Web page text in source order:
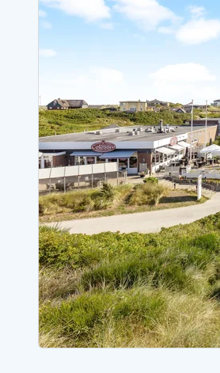
Ferienhäuser Nicht-Raucher
Ferienhäuser mit Whirlpool
Ferienhäuser mit Freitagswechsel
Ferienhäuser mit Samstagswechsel
Ferienhäuser BjerregardFerienhäuser
Ferienhäuser Argab
Ferienhäuser in Arrild
Ferienhäuser Bjerregard
Ferienhäuser Blavand
Ferienhäuser Bork Havn
Ferienhäuser Fjand
Ferienhäuser Fanö
Ferienhäuser Graerup Strand
Ferienhäuser Haurvig
Ferienhäuser Henne Strand